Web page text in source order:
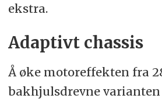
ekstra.
Adaptivt chassis
Å øke motoreffekten fra
bakhjulsdrevne